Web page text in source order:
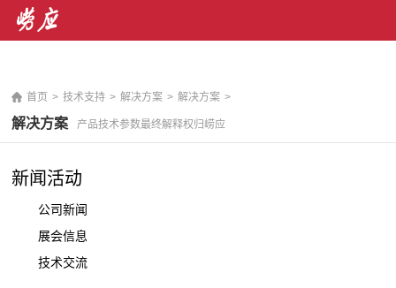
首页 > 技术支持 > 解决方案 > 解决方案 >
解决方案 产品技术参数最终解释权归崂应
新闻活动
公司新闻
展会信息
技术交流